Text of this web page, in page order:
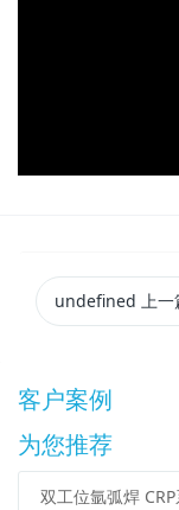
undefined 上
客户案例
为您推荐
双工位氩弧焊